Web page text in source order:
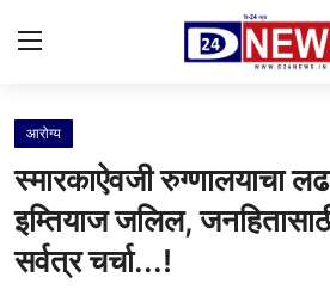
Gallery
Contact
राष्ट्रीय
आरोग्य
स्मारकाऐवजी रुग्णालयाचा
इम्तियाज जलिल,
सर्वत्र चर्चा...!